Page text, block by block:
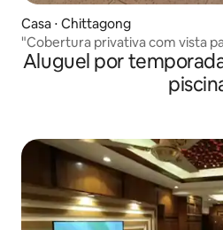
Casa ⋅ Chittagong
"Cobertura privativa com vista
Aluguel por